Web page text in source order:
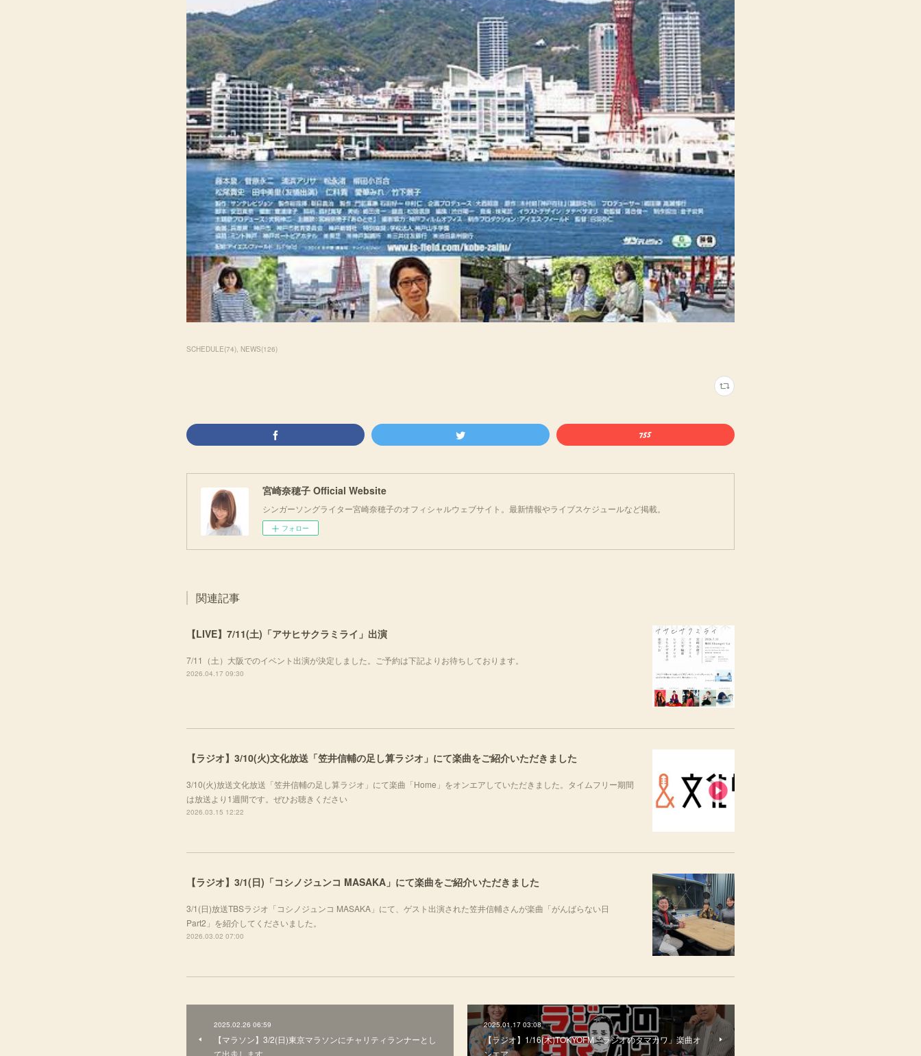
SCHEDULE(74) NEWS(126)
宮崎奈穂子 Official Website
シンガーソングライター宮崎奈穂子のオフィシャルウェブサイト。最新情報やライブスケジュールなど掲載。
フォロー
関連記事
【LIVE】7/11(土)「アサヒサクラミライ」出演
7/11（土）大阪でのイベント出演が決定しました。ご予約は下記よりお待ちしております。
2026.04.17 09:30
【ラジオ】3/10(火)文化放送「笠井信輔の足し算ラジオ」にて楽曲をご紹介いただきました
3/10(火)放送文化放送「笠井信輔の足し算ラジオ」にて楽曲「Home」をオンエアしていただきました。タイムフリー期間
は放送より1週間です。ぜひお聴きください
2026.03.15 12:22
【ラジオ】3/1(日)「コシノジュンコ MASAKA」にて楽曲をご紹介いただきました
3/1(日)放送TBSラジオ「コシノジュンコ MASAKA」にて、ゲスト出演された笠井信輔さんが楽曲「がんばらない日
Part2」を紹介してくださいました。
2026.03.02 07:00
2025.02.26 06:59
【マラソン】3/2(日)東京マラソンにチャリティランナーとし
て出走します
2025.01.17 03:08
【ラジオ】1/16(木)TOKYOFM「ラジオのタマカワ」楽曲オ
ンエア